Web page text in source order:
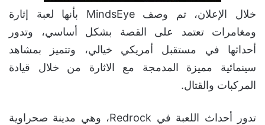
خلال الإعلان، تم وصف MindsEye بأنها لعبة إثارة
ومغامرات تعتمد على القصة بشكل أساسي، وتدور
أحداثها في مستقبل أمريكي خيالي، وتتميز بمشاهد
سينمائية مميزة المدمجة مع الاثارة من خلال قيادة
المركبات والقتال.
تدور أحداث اللعبة في Redrock، وهي مدينة صحراوية